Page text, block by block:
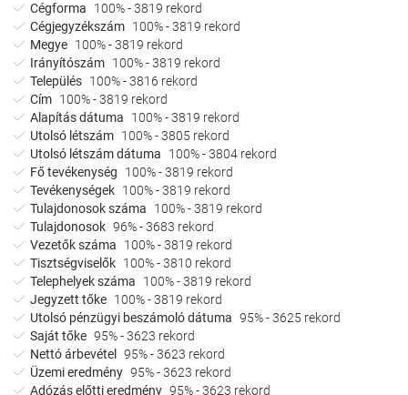
Cégforma
100% - 3819 rekord
Cégjegyzékszám 100% - 3819 rekord
Megye 100% - 3819 rekord
Irányítószám 100% - 3819 rekord
Település 100% - 3816 rekord
Cím 100% - 3819 rekord
Alapítás dátuma
100% - 3819 rekord
Utolsó létszám 100% - 3805 rekord
Utolsó létszám dátuma
100% - 3804 rekord
Fő tevékenység
100% - 3819 rekord
Tevékenységek 100% - 3819 rekord
Tulajdonosok száma
100% - 3819 rekord
Tulajdonosok 96% - 3683 rekord
Vezetők száma
100% - 3819 rekord
Tisztségviselők 100% - 3810 rekord
Telephelyek száma
100% - 3819 rekord
Jegyzett tőke 100% - 3819 rekord
Utolsó pénzügyi beszámoló dátuma 95% - 3625 rekord
Saját tőke 95% - 3623 rekord
Nettó árbevétel
95% - 3623 rekord
Üzemi eredmény 95% - 3623 rekord
Adózás előtti eredmény 95% - 3623 rekord